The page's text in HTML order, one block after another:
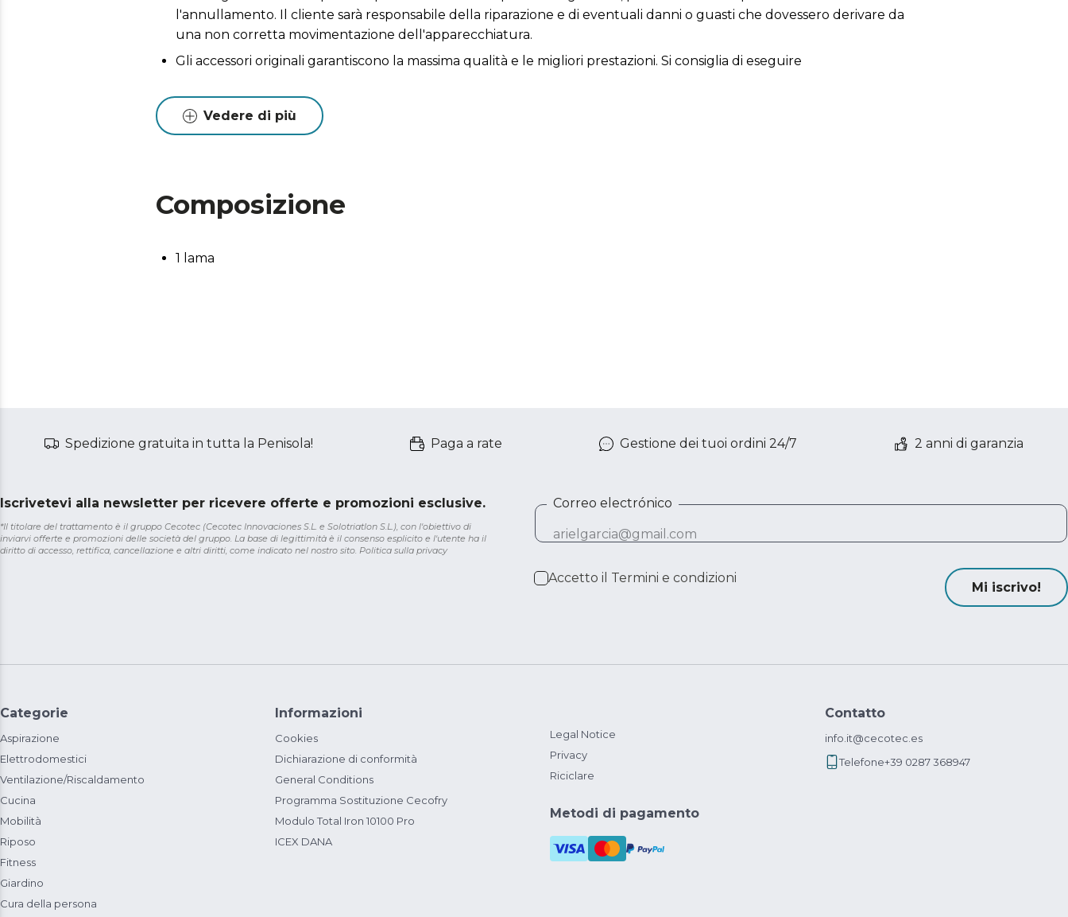
l'annullamento. Il cliente sarà responsabile della riparazione e di eventuali danni o guasti che dovessero derivare da
una non corretta movimentazione dell'apparecchiatura.
Gli accessori originali garantiscono la massima qualità e le migliori prestazioni. Si consiglia di eseguire
Vedere di più
Composizione
1 lama
Spedizione gratuita in tutta la Penisola! Paga a rate Gestione dei tuoi ordini 24/7 2 anni di garanzia
Iscrivetevi alla newsletter per ricevere offerte e promozioni esclusive.
*Il titolare del trattamento è il gruppo Cecotec (Cecotec Innovaciones S.L. e Solotriatlon S.L.), con l'obiettivo di
inviarvi offerte e promozioni delle società del gruppo. La base di legittimità è il consenso esplicito e l'utente ha il
diritto di accesso, rettifica, cancellazione e altri diritti, come indicato nel nostro sito. Politica sulla privacy
Correo electrónico
Accetto il Termini e condizioni
Mi iscrivo!
Categorie
Aspirazione
Elettrodomestici
Ventilazione/Riscaldamento
Cucina
Mobilità
Riposo
Fitness
Giardino
Cura della persona
Informazioni
Cookies
Dichiarazione di conformità
General Conditions
Programma Sostituzione Cecofry
Modulo Total Iron 10100 Pro
ICEX DANA
Legal Notice
Privacy
Riciclare
Metodi di pagamento
Contatto
info.it@cecotec.es
Telefone+39 0287 368947